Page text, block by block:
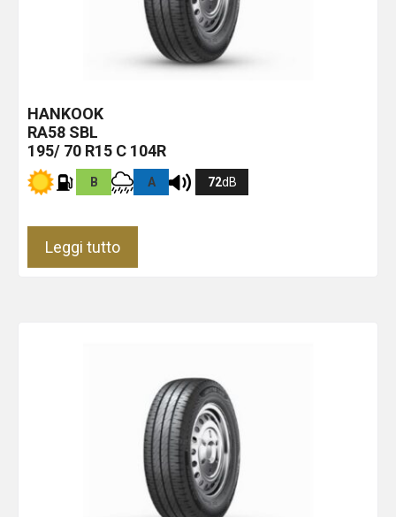
HANKOOK
RA58 SBL
195/ 70 R15 C 104R
B A 72dB
Leggi tutto